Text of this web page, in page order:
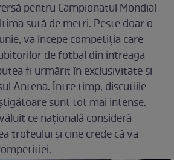
pentru Campionatul Mondial
sută de metri. Peste doar o
va începe competiția care
de fotbal din întreaga
fi urmărit în exclusivitate și
Antena. Între timp, discuțiile
sunt tot mai intense.
ce națională consideră
trofeului și cine crede că va